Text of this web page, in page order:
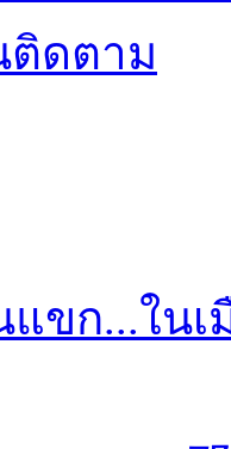
ติดตาม
ขก...ในเ